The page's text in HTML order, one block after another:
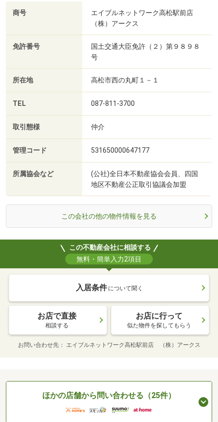
商号
エイブルネットワーク高松駅前店
（株）アークス
免許番号
国土交通大臣免許（２）第９８９８
号
所在地 高松市西の丸町１－１
TEL 087-811-3700
取引態様 仲介
管理コード 531650000647177
所属協会など
(公社)全日本不動産協会会員、四国
地区不動産公正取引協議会加盟
この会社の他の物件情報を見る
この不動産会社に相談する
無料・簡単入力2項目
入居条件 について聞く
お店で直接
相談する
お店に行って
似た物件を探してもらう
お問い合わせ先 エイブルネットワーク高松駅前店 （株）アークス
ほかの店舗から問い合わせる（25件）